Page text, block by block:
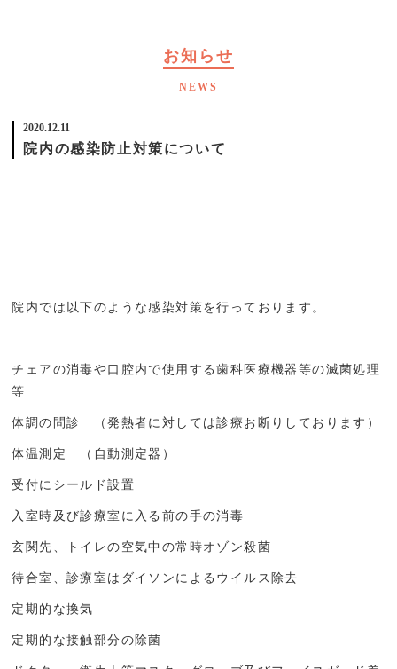
お知らせ
NEWS
2020.12.11
院内の感染防止対策について
院内では以下のような感染対策を行っております。
チェアの消毒や口腔内で使用する歯科医療機器等の滅菌処理
等
体調の問診 （発熱者に対しては診療お断りしております）
体温測定 （自動測定器）
受付にシールド設置
入室時及び診療室に入る前の手の消毒
玄関先、トイレの空気中の常時オゾン殺菌
待合室、診療室はダイソンによるウイルス除去
定期的な換気
定期的な接触部分の除菌